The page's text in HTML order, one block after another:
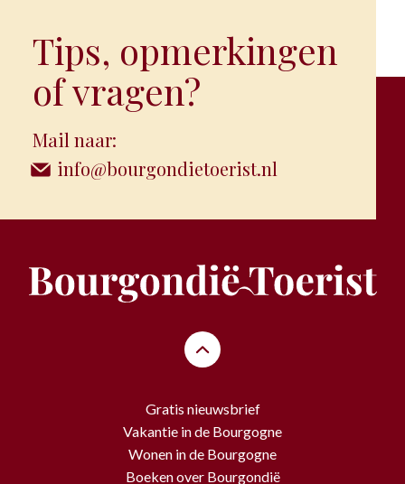
Tips, opmerkingen
of vragen?
Mail naar:
info@bourgondietoerist.nl
Gratis nieuwsbrief
Vakantie in de Bourgogne
Wonen in de Bourgogne
Boeken over Bourgondië